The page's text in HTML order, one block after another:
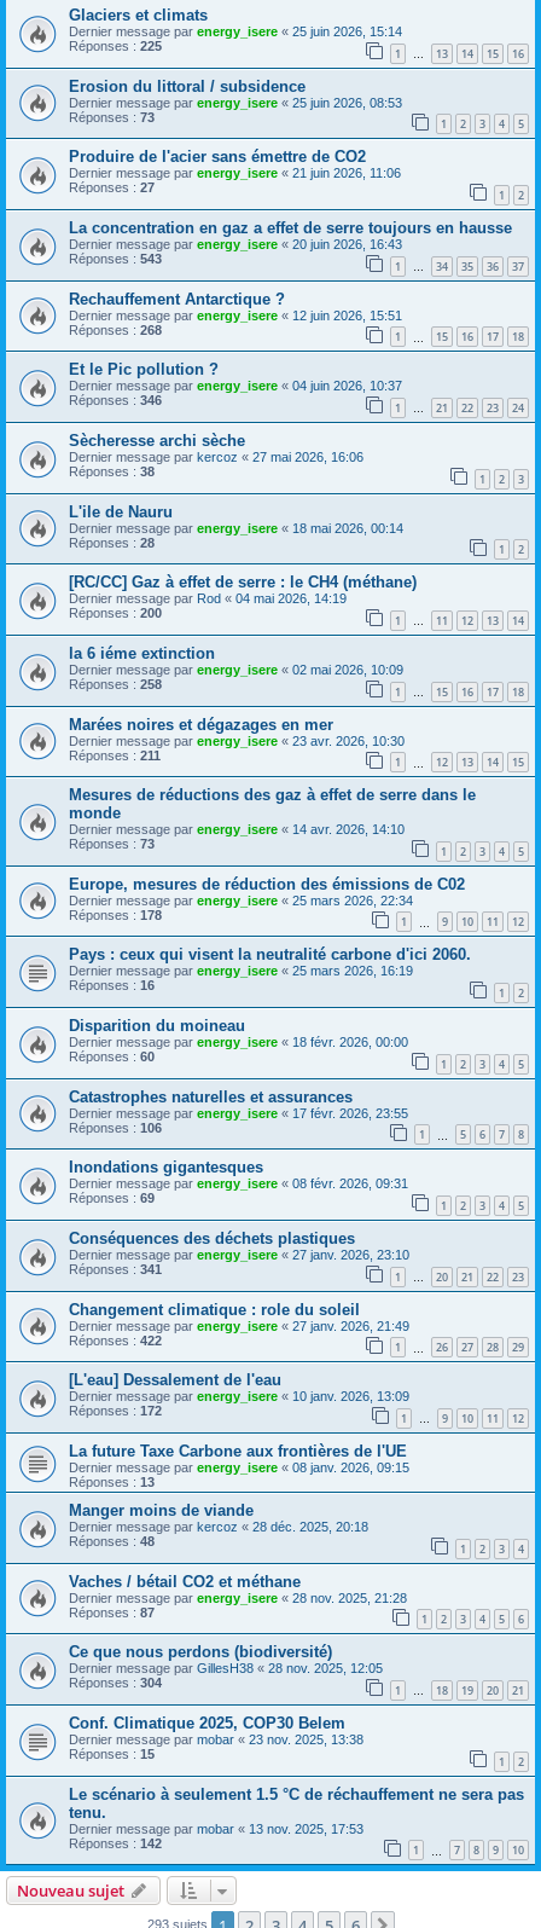
Glaciers et climats
Dernier message par energy_isere « 25 juin 2026, 15:14
Réponses : 225 1 … 13 14 15 16
Erosion du littoral / subsidence
Dernier message par energy_isere « 25 juin 2026, 08:53
Réponses : 73 1 2 3 4 5
Produire de l'acier sans émettre de CO2
Dernier message par energy_isere « 21 juin 2026, 11:06
Réponses : 27 1 2
La concentration en gaz a effet de serre toujours en hausse
Dernier message par energy_isere « 20 juin 2026, 16:43
Réponses : 543 1 … 34 35 36 37
Rechauffement Antarctique ?
Dernier message par energy_isere « 12 juin 2026, 15:51
Réponses : 268 1 15 16 17 18
Et le Pic pollution ?
Dernier message par energy_isere « 04 juin 2026, 10:37
Réponses : 346 1 … 21 22 23 24
Sècheresse archi sèche
Dernier message par kercoz « 27 mai 2026, 16:06
Réponses : 38 1 2 3
L'ile de Nauru
Dernier message par energy_isere « 18 mai 2026, 00:14
Réponses : 28 1 2
[RC/CC] Gaz à effet de serre : le CH4 (méthane)
Dernier message par Rod « 04 mai 2026, 14:19
Réponses : 200 1 … 11 12 13 14
la 6 iéme extinction
Dernier message par energy_isere « 02 mai 2026, 10:09
Réponses : 258 1 … 15 16 17 18
Marées noires et dégazages en mer
Dernier message par energy_isere « 23 avr. 2026, 10:30
Réponses : 211 1 12 13 14 15
Mesures de réductions des gaz à effet de serre dans le
monde
Dernier message par energy_isere « 14 avr. 2026, 14:10
Réponses : 73 1 2 3 4 5
Europe, mesures de réduction des émissions de C02
Dernier message par energy_isere « 25 mars 2026, 22:34
Réponses : 178 1 9 10 11 12
Pays : ceux qui visent la neutralité carbone d'ici 2060.
Dernier message par energy_isere « 25 mars 2026, 16:19
Réponses : 16 1 2
Disparition du moineau
Dernier message par energy_isere « 18 févr. 2026, 00:00
Réponses : 60 1 2 3 4 5
Catastrophes naturelles et assurances
Dernier message par energy_isere « 17 févr. 2026, 23:55
Réponses : 106 1 5 6 7 8
Inondations gigantesques
Dernier message par energy_isere « 08 févr. 2026, 09:31
Réponses : 69 1 2 3 4 5
Conséquences des déchets plastiques
Dernier message par energy_isere « 27 janv. 2026, 23:10
Réponses : 341 1 … 20 21 22 23
Changement climatique : role du soleil
Dernier message par energy_isere « 27 janv. 2026, 21:49
Réponses : 422 1 26 27 28 29
[L'eau] Dessalement de l'eau
Dernier message par energy_isere « 10 janv. 2026, 13:09
Réponses : 172 1 … 9 10 11 12
La future Taxe Carbone aux frontières de l'UE
Dernier message par energy_isere « 08 janv. 2026, 09:15
Réponses : 13
Manger moins de viande
Dernier message par kercoz « 28 déc. 2025, 20:18
Réponses : 48 1 2 3 4
Vaches / bétail CO2 et méthane
Dernier message par energy_isere « 28 nov. 2025, 21:28
Réponses : 87 1 2 3 4 5 6
Ce que nous perdons (biodiversité)
Dernier message par GillesH38 « 28 nov. 2025, 12:05
Réponses : 304 1 … 18 19 20 21
Conf. Climatique 2025, COP30 Belem
Dernier message par mobar « 23 nov. 2025, 13:38
Réponses : 15 1 2
Le scénario à seulement 1.5 °C de réchauffement ne sera pas
tenu.
Dernier message par mobar « 13 nov. 2025, 17:53
Réponses : 142 1 7 8 9 10
Nouveau sujet
293 sujets